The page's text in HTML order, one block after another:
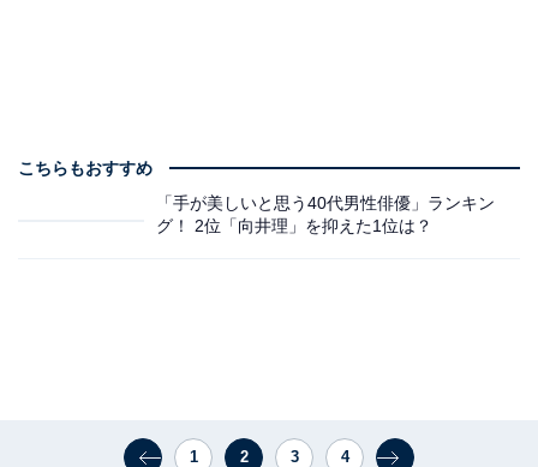
こちらもおすすめ
「手が美しいと思う40代男性俳優」ランキン
グ！ 2位「向井理」を抑えた1位は？
1 2 3 4